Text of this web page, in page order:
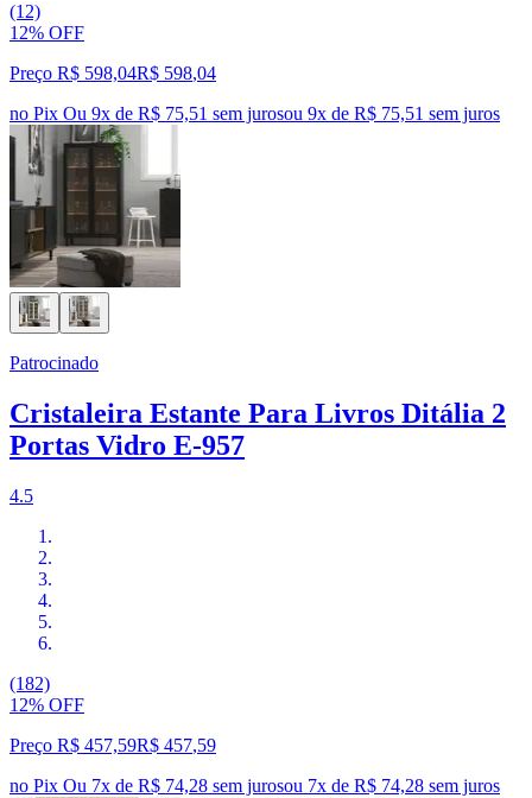
(12)
12% OFF
Preço R$ 598,04R$ 598,04
no Pix Ou 9x de R$ 75,51 sem jurosou 9x de R$ 75,51 sem juros
Patrocinado
Cristaleira Estante Para Livros Ditália 2
Portas Vidro E-957
4.5
(182)
12% OFF
Preço R$ 457,59R$ 457,59
no Pix Ou 7x de R$ 74,28 sem jurosou 7x de R$ 74,28 sem juros